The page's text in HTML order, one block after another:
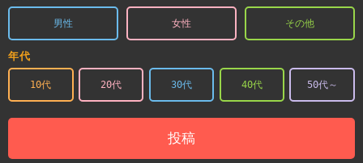
男性 女性 その他
年代
10代 20代 30代 40代 50代～
投稿